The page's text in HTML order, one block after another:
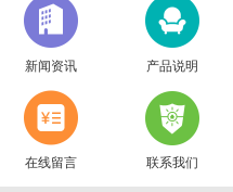
新闻资讯 产品说明
在线留言 联系我们